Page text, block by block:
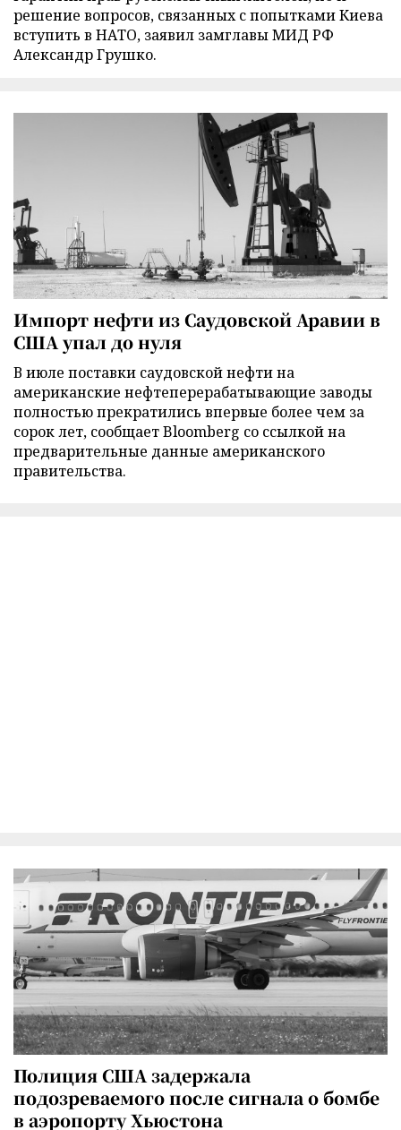
решение вопросов, связанных с попытками Киева
вступить в НАТО, заявил замглавы МИД РФ
Александр Грушко.
Импорт нефти из Саудовской Аравии в
США упал до нуля
В июле поставки саудовской нефти на
американские нефтеперерабатывающие заводы
полностью прекратились впервые более чем за
сорок лет, сообщает Bloomberg со ссылкой на
предварительные данные американского
правительства.
Полиция США задержала
подозреваемого после сигнала о бомбе
в аэропорту Хьюстона